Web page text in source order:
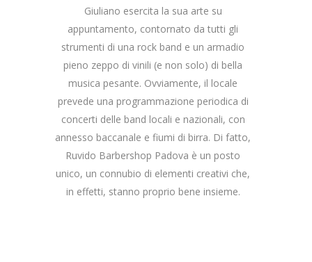
Giuliano esercita la sua arte su
appuntamento, contornato da tutti gli
strumenti di una rock band e un armadio
pieno zeppo di vinili (e non solo) di bella
musica pesante. Ovviamente, il locale
prevede una programmazione periodica di
concerti delle band locali e nazionali, con
annesso baccanale e fiumi di birra. Di fatto,
Ruvido Barbershop Padova è un posto
unico, un connubio di elementi creativi che,
in effetti, stanno proprio bene insieme.